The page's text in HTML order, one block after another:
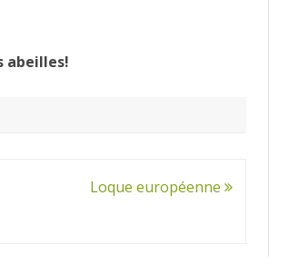
abeilles!
Loque européenne